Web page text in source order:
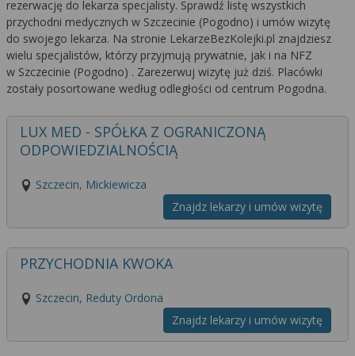
rezerwację do lekarza specjalisty. Sprawdź listę wszystkich
przychodni medycznych w Szczecinie (Pogodno) i umów wizytę
do swojego lekarza. Na stronie LekarzeBezKolejki.pl znajdziesz
wielu specjalistów, którzy przyjmują prywatnie, jak i na NFZ
w Szczecinie (Pogodno) . Zarezerwuj wizytę już dziś. Placówki
zostały posortowane według odległości od centrum Pogodna.
LUX MED - SPÓŁKA Z OGRANICZONĄ
ODPOWIEDZIALNOŚCIĄ
Szczecin, Mickiewicza
Znajdz lekarzy i umów wizytę
PRZYCHODNIA KWOKA
Szczecin, Reduty Ordona
Znajdz lekarzy i umów wizytę